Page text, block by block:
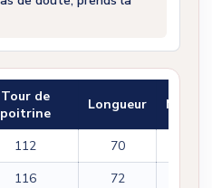
Tour de
poitrine
Longueur
112 70
116 72